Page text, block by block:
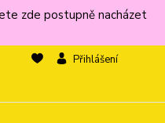
zde postupně nacházet
Přihlášení